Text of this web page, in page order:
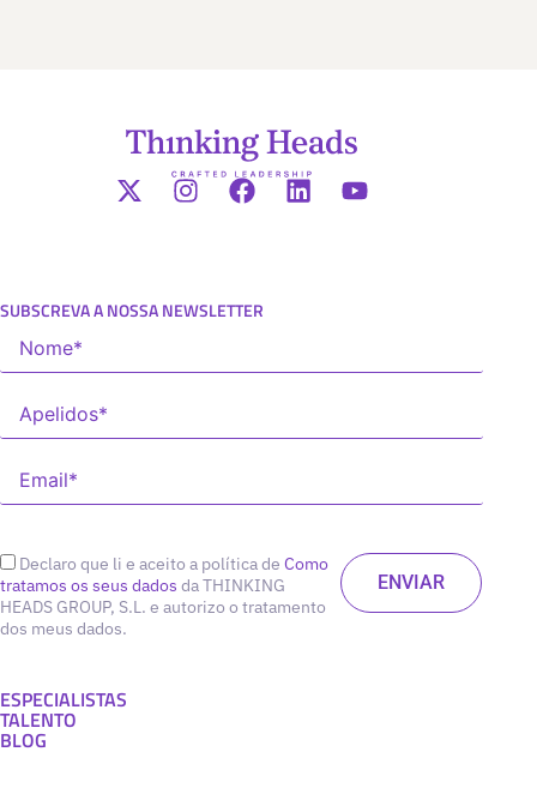
SUBSCREVA A NOSSA NEWSLETTER
Declaro que li e aceito a política de Como
tratamos os seus dados da THINKING
HEADS GROUP, S.L. e autorizo o tratamento
dos meus dados.
ESPECIALISTAS
TALENTO
BLOG